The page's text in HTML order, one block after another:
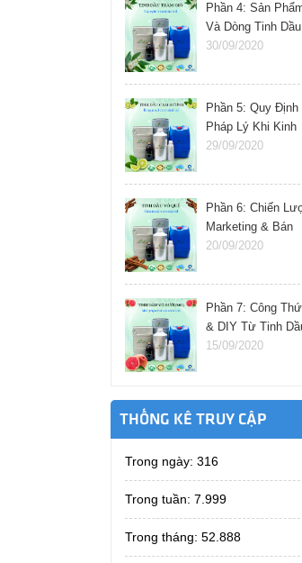
Phần 4: Sản
Và Dòng Tinh Dầu
Nên Kinh Doanh
30/09/2020
Phần 5: Quy Định
Pháp Lý Khi Kinh
Doanh Tinh Dầu
29/09/2020
Phần 6: Chiến
Marketing & Bán
Hàng Tinh Dầu
20/09/2020
Phần 7: Công
& DIY Từ Tinh
15/09/2020
THỐNG KÊ TRUY CẬP
Trong ngày: 316
Trong tuần: 7.999
Trong tháng: 52.888